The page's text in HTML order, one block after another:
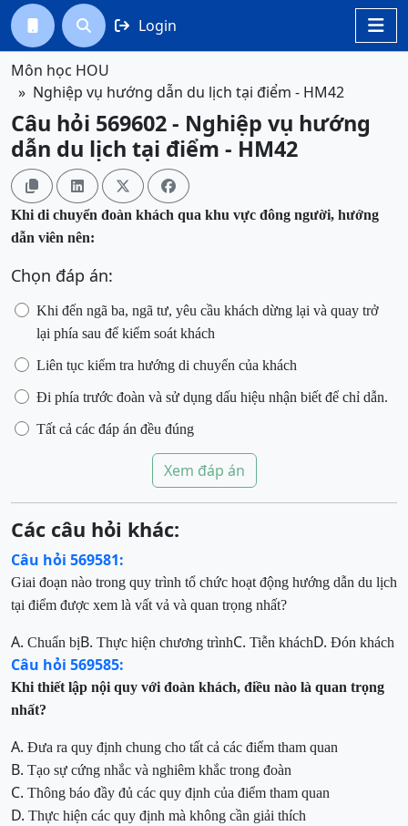

  Login
Môn học HOU
Nghiệp vụ hướng dẫn du lịch tại điểm - HM42
Câu hỏi 569602 - Nghiệp vụ hướng
dẫn du lịch tại điểm - HM42
   
Khi di chuyển đoàn khách qua khu vực đông người, hướng
dẫn viên nên:
Chọn đáp án:
Khi đến ngã ba, ngã tư, yêu cầu khách dừng lại và quay trở
lại phía sau để kiểm soát khách
Liên tục kiểm tra hướng di chuyển của khách
Đi phía trước đoàn và sử dụng dấu hiệu nhận biết để chỉ dẫn.
Tất cả các đáp án đều đúng
Xem đáp án
Các câu hỏi khác:
Câu hỏi 569581:
Giai đoạn nào trong quy trình tổ chức hoạt động hướng dẫn du lịch
tại điểm được xem là vất vả và quan trọng nhất?
A. Chuẩn bịB. Thực hiện chương trìnhC. Tiễn kháchD. Đón khách
Câu hỏi 569585:
Khi thiết lập nội quy với đoàn khách, điều nào là quan trọng
nhất?
A. Đưa ra quy định chung cho tất cả các điểm tham quan
B. Tạo sự cứng nhắc và nghiêm khắc trong đoàn
C. Thông báo đầy đủ các quy định của điểm tham quan
D. Thực hiện các quy định mà không cần giải thích